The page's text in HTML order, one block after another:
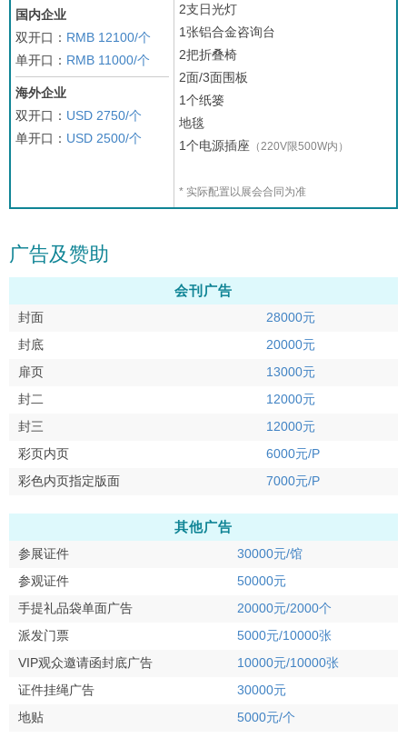
国内企业
双开口： RMB 12100/个
单开口： RMB 11000/个
海外企业
双开口： USD 2750/个
单开口： USD 2500/个
2支日光灯
1张铝合金咨询台
2把折叠椅
2面/3面围板
1个纸篓
地毯
1个电源插座 （220V限500W内）
* 实际配置以展会合同为准
广告及赞助
会刊广告
封面
28000元
封底
20000元
扉页
13000元
封二
12000元
封三
12000元
彩页内页
6000元/P
彩色内页指定版面
7000元/P
其他广告
参展证件
30000元/馆
参观证件
50000元
手提礼品袋单面广告
20000元/2000个
派发门票
5000元/10000张
VIP观众邀请函封底广告
10000元/10000张
证件挂绳广告
30000元
地贴
5000元/个